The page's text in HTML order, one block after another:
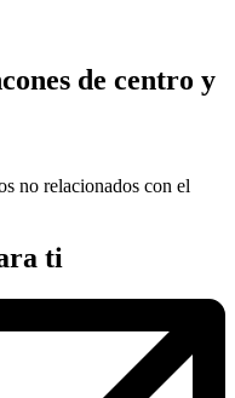
de centro y
no relacionados con el
ti